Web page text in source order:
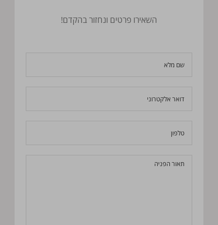
השאירו פרטים ונחזור בהקדם!